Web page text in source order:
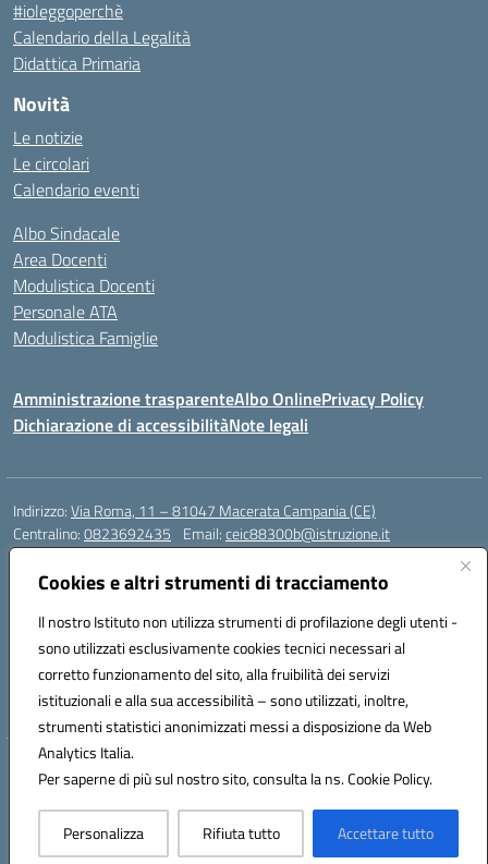
Cookies e altri strumenti di tracciamento
Il nostro Istituto non utilizza strumenti di profilazione degli utenti -
sono utilizzati esclusivamente cookies tecnici necessari al
corretto funzionamento del sito, alla fruibilità dei servizi
istituzionali e alla sua accessibilità – sono utilizzati, inoltre,
strumenti statistici anonimizzati messi a disposizione da Web
Analytics Italia.
Per saperne di più sul nostro sito, consulta la ns. Cookie Policy.
Personalizza Rifiuta tutto Accettare tutto
#ioleggoperchè
Calendario della Legalità
Didattica Primaria
Novità
Le notizie
Le circolari
Calendario eventi
Albo Sindacale
Area Docenti
Modulistica Docenti
Personale ATA
Modulistica Famiglie
Amministrazione trasparenteAlbo OnlinePrivacy Policy
Dichiarazione di accessibilitàNote legali
Indirizzo:Via Roma, 11 – 81047 Macerata Campania (CE)
Centralino:0823692435 Email:ceic88300b@istruzione.it
Posta elettronica certificata (PEC):
Codice fiscale: 94017830616
Codice meccanografico:CEIC88300B
DPO Esempio Antonio
e-mail: esempioantonio.dpo@gmail.com
Pec: esempioantonio@pec.it
Hosting & Powered by 3D Solution S.r.l.
Concept & Design by Designers Italia